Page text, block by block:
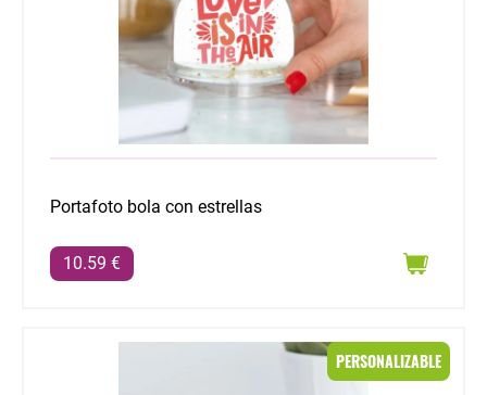
Portafoto bola con estrellas
10.59 €
PERSONALIZABLE